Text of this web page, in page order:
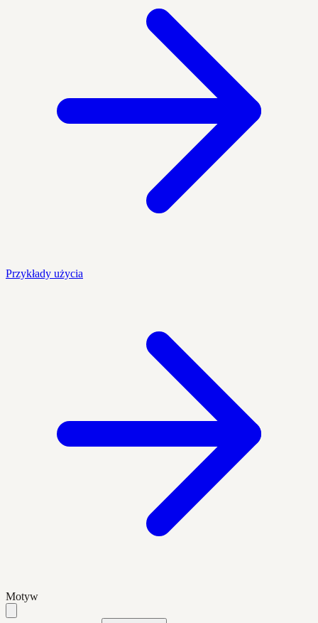
Przykłady użycia
Motyw